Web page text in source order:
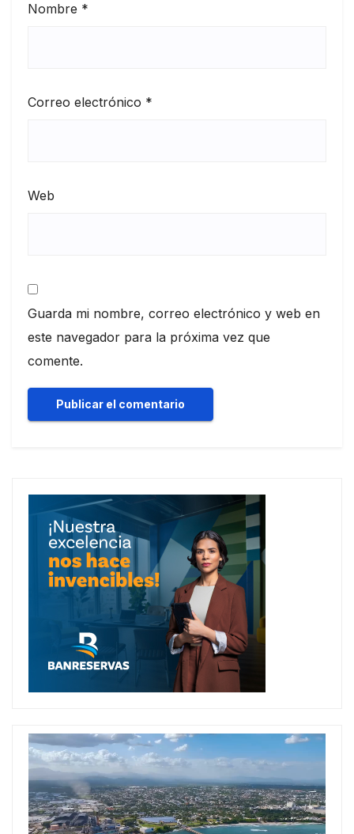
Nombre *
Correo electrónico *
Web
Guarda mi nombre, correo electrónico y web en
este navegador para la próxima vez que
comente.